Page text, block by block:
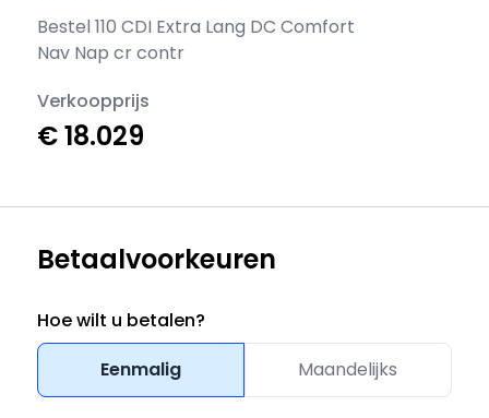
Bestel 110 CDI Extra Lang DC Comfort
Nav Nap cr contr
Verkoopprijs
€ 18.029
Betaalvoorkeuren
Hoe wilt u betalen?
Eenmalig
Maandelijks